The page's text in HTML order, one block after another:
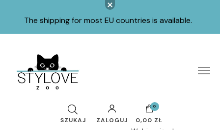
The shipping for most EU countries is available.
Stylove ZOO
Internetowy sklep z artykułami dla zwierząt
ZALOGUJ
0
0,00 ZŁ